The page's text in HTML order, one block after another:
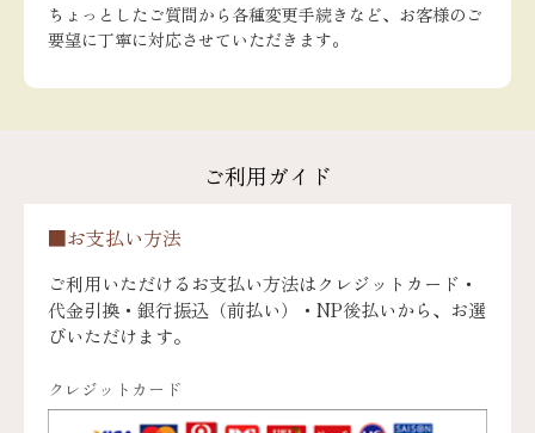
ちょっとしたご質問から各種変更手続きなど、お客様のご
要望に丁寧に対応させていただきます。
ご利用ガイド
■お支払い方法
ご利用いただけるお支払い方法はクレジットカード・
代金引換・銀行振込（前払い）・NP後払いから、お選
びいただけます。
クレジットカード